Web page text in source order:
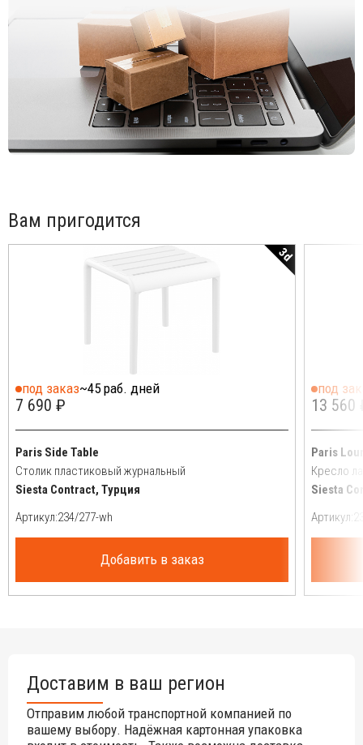
цвета данного изделия обращайтесь к нашим
менеджерам.
Вам пригодится
3d
под заказ~45 раб. дней
7 690 ₽
Paris Side Table
Столик пластиковый журнальный
Siesta Contract, Турция
Артикул:
Добавить в заказ
под
13 560
Paris
Кресло
Siesta
Артикул:
Доставим в ваш регион
Отправим любой транспортной компанией по
вашему выбору. Надёжная картонная упаковка